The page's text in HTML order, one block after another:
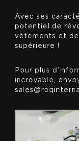
Avec ses
potentiel de
vêtements et
supérieure !
Pour plus
incroyable,